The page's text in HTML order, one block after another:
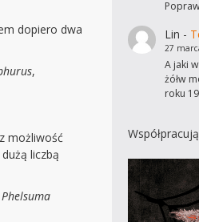
dopiero dwa
,
możliwość
liczbą
Phelsuma
Lin -
27
A jaki
żółw
roku